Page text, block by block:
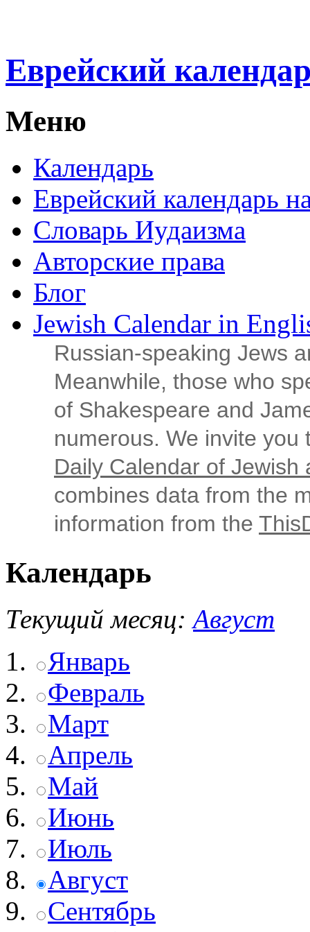
Еврейский
Меню
Календарь
Еврейский календарь
Словарь Иудаизма
Авторские права
Блог
Jewish Calendar in
Russian‑speaking Jews
Meanwhile, those who
of Shakespeare and
numerous. We invite
Daily Calendar of Jewish
combines data from the
information from the
Календарь
Текущий месяц: Август
Январь
Февраль
Март
Апрель
Май
Июнь
Июль
Август
Сентябрь